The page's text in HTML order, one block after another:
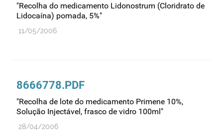
"Recolha do medicamento Lidonostrum (Cloridrato de
Lidocaína) pomada, 5%"
11/05/2006
8666778.PDF
"Recolha de lote do medicamento Primene 10%,
Solução Injectável, frasco de vidro 100ml"
28/04/2006